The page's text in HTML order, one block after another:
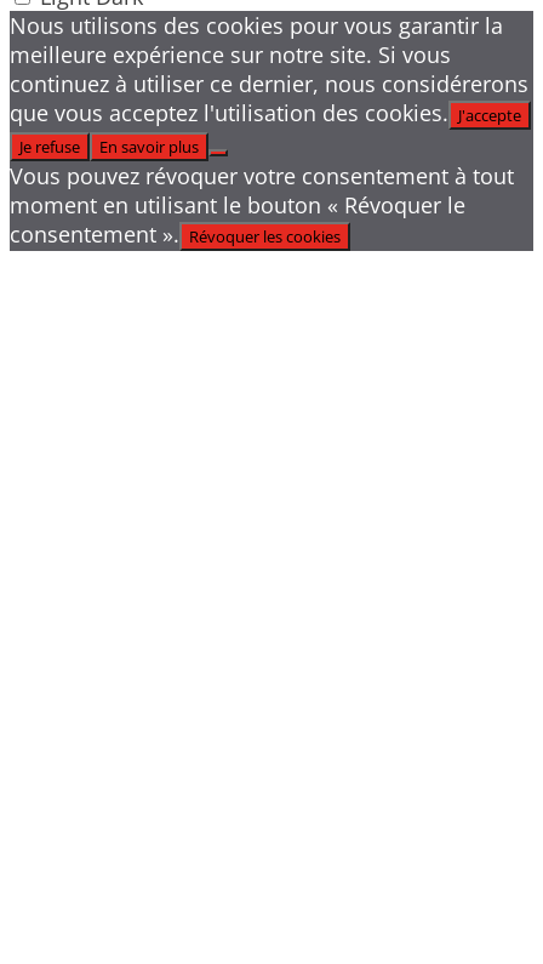
Nous utilisons des cookies pour vous garantir la
meilleure expérience sur notre site. Si vous
continuez à utiliser ce dernier, nous considérerons
que vous acceptez l'utilisation des cookies. J'accepte
Je refuse
En savoir plus
Vous pouvez révoquer votre consentement à tout
moment en utilisant le bouton « Révoquer le
consentement ». Révoquer les cookies